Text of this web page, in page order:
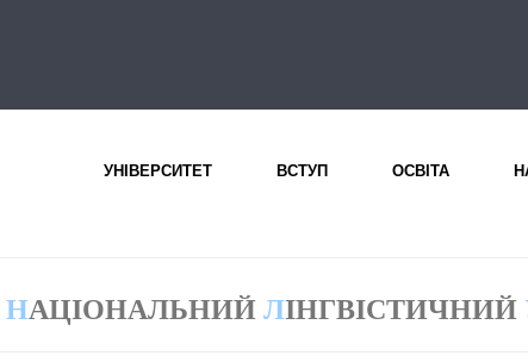
УНІВЕРСИТЕТ ВСТУП ОСВІТА
НАЦІОНАЛЬНИЙ ЛІНГВІСТИЧНИЙ